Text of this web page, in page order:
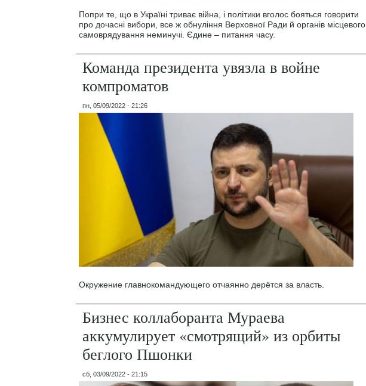
Попри те, що в Україні триває війна, і політики вголос бояться говорити
про дочасні вибори, все ж обнуління Верховної Ради й органів місцевого
самоврядування неминучі. Єдине – питання часу.
Команда президента увязла в войне
компроматов
пн, 05/09/2022 - 21:26
Окружение главнокомандующего отчаянно дерётся за власть.
Бизнес коллаборанта Мураева
аккумулирует «смотрящий» из орбиты
беглого Пшонки
сб, 03/09/2022 - 21:15